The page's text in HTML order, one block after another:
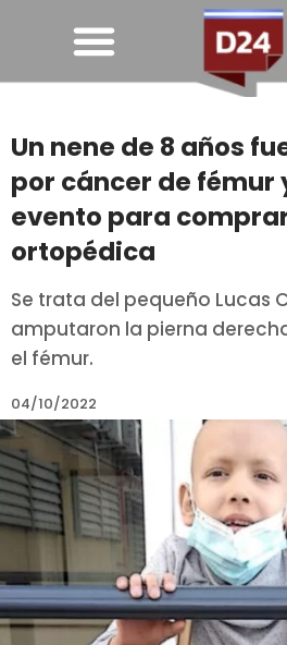
Un nene de 8 años
por cáncer de fémur
evento para
ortopédica
Se trata del pequeño Lucas
amputaron la pierna
el fémur.
04/10/2022